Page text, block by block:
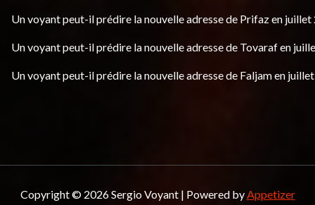
Un voyant peut-il prédire la nouvelle adresse de Prifaz en juillet
Un voyant peut-il prédire la nouvelle adresse de Tovaraf en
Un voyant peut-il prédire la nouvelle adresse de Faljam en
Copyright © 2026 Sergio Voyant | Powered byAppetizer